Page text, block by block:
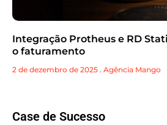
Integração Protheus e RD
o faturamento
2 de dezembro de 2025 . Agência Mango
Case de Sucesso